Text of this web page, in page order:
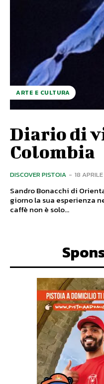
ARTE E CULTURA
Diario di
Colombia
DISCOVER PISTOIA - 18
Sandro Bonacchi di
giorno la sua esperienza
caffè non è solo...